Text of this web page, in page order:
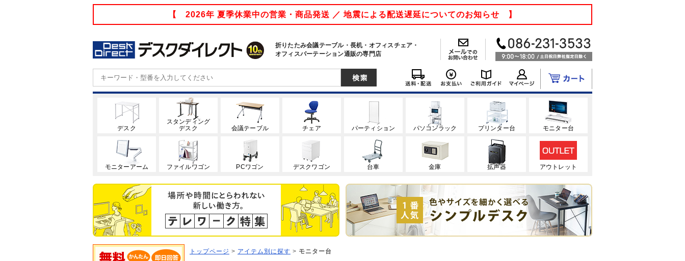
【 2026年 夏季休業中の営業・商品発送 ／ 地震による配送遅延についてのお知らせ 】
折りたたみ会議テーブル・長机・オフィスチェア・
オフィスパーテーション通販の専門店
デスク
スタンディング
デスク
会議テーブル チェア パーティション パソコンラック プリンター台 モニター台
モニターアーム ファイルワゴン PCワゴン デスクワゴン 台車 金庫 拡声器 アウトレット
トップページ > アイテム別に探す > モニター台